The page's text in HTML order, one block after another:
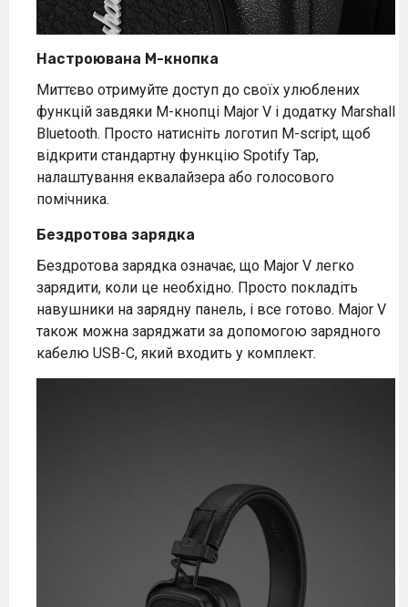
Настроювана M-кнопка
Миттєво отримуйте доступ до своїх улюблених
функцій завдяки M-кнопці Major V і додатку Marshall
Bluetooth. Просто натисніть логотип M-script, щоб
відкрити стандартну функцію Spotify Tap,
налаштування еквалайзера або голосового
помічника.
Бездротова зарядка
Бездротова зарядка означає, що Major V легко
зарядити, коли це необхідно. Просто покладіть
навушники на зарядну панель, і все готово. Major V
також можна заряджати за допомогою зарядного
кабелю USB-C, який входить у комплект.